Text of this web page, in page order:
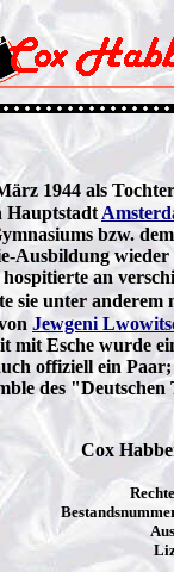
1944 als
Hauptstadt
bzw.
Ausbildung
an
sie unter
Jewgeni
Esche wurde
offiziell ein
des
Cox